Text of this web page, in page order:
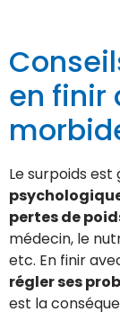
en finir
Le surpoids
pertes de
médecin, le
etc. En finir
régler ses
est la